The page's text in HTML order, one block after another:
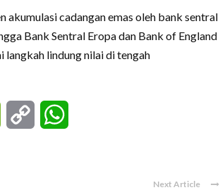
akumulasi cadangan emas oleh bank sentral
Bank Sentral Eropa dan Bank of England
langkah lindung nilai di tengah
WeChat Copy
Next Article